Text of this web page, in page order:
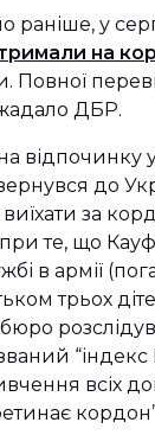
раніше, у
на
Повної
ДБР.
відпочинку у
до
виїхати за
те, що
в армії
трьох
“індекс
всіх